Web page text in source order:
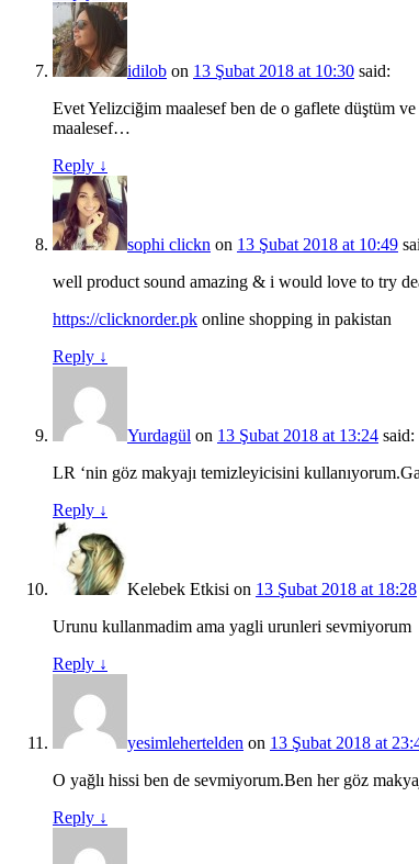
idilob on 13 Şubat 2018 at 10:30 said:
Evet Yelizciğim maalesef ben de o gaflete düştüm
maalesef…
Reply ↓
sophi clickn on 13 Şubat 2018 at 10:49
well product sound amazing & i would love to try
https://clicknorder.pk online shopping in pakistan
Reply ↓
Yurdagül on 13 Şubat 2018 at 13:24 said:
LR ‘nin göz makyajı temizleyicisini
Reply ↓
Kelebek Etkisi on 13 Şubat 2018 at 18:28
Urunu kullanmadim ama yagli urunleri sevmiyorum
Reply ↓
yesimlehertelden on 13 Şubat 2018 at
O yağlı hissi ben de sevmiyorum.Ben her göz
Reply ↓